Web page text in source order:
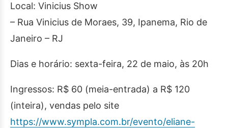
Local: Vinicius Show
– Rua Vinicius de Moraes, 39, Ipanema, Rio de
Janeiro – RJ
Dias e horário: sexta-feira, 22 de maio, às 20h
Ingressos: R$ 60 (meia-entrada) a R$ 120
(inteira), vendas pelo site
https://www.sympla.com.br/evento/eliane-